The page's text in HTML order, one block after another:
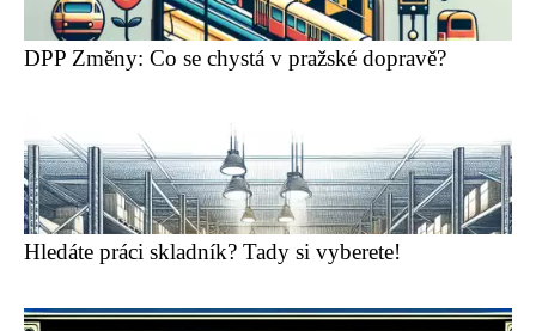
DPP Změny: Co se chystá v pražské dopravě?
Hledáte práci skladník? Tady si vyberete!